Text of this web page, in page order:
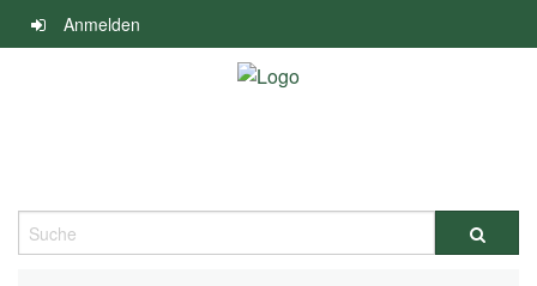
Navigation
überspringen
Anmelden
Suche